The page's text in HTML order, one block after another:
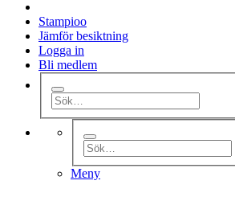
Stampioo
Jämför besiktning
Logga in
Bli medlem
Meny